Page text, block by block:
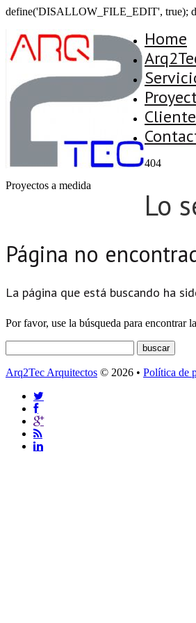
define('DISALLOW_FILE_EDIT', true);
Proyectos a medida
Home
404
Lo
Página no
La página que está buscando ha
Por favor, use la búsqueda para encontrar
Arq2Tec Arquitectos © 2026 • Política de